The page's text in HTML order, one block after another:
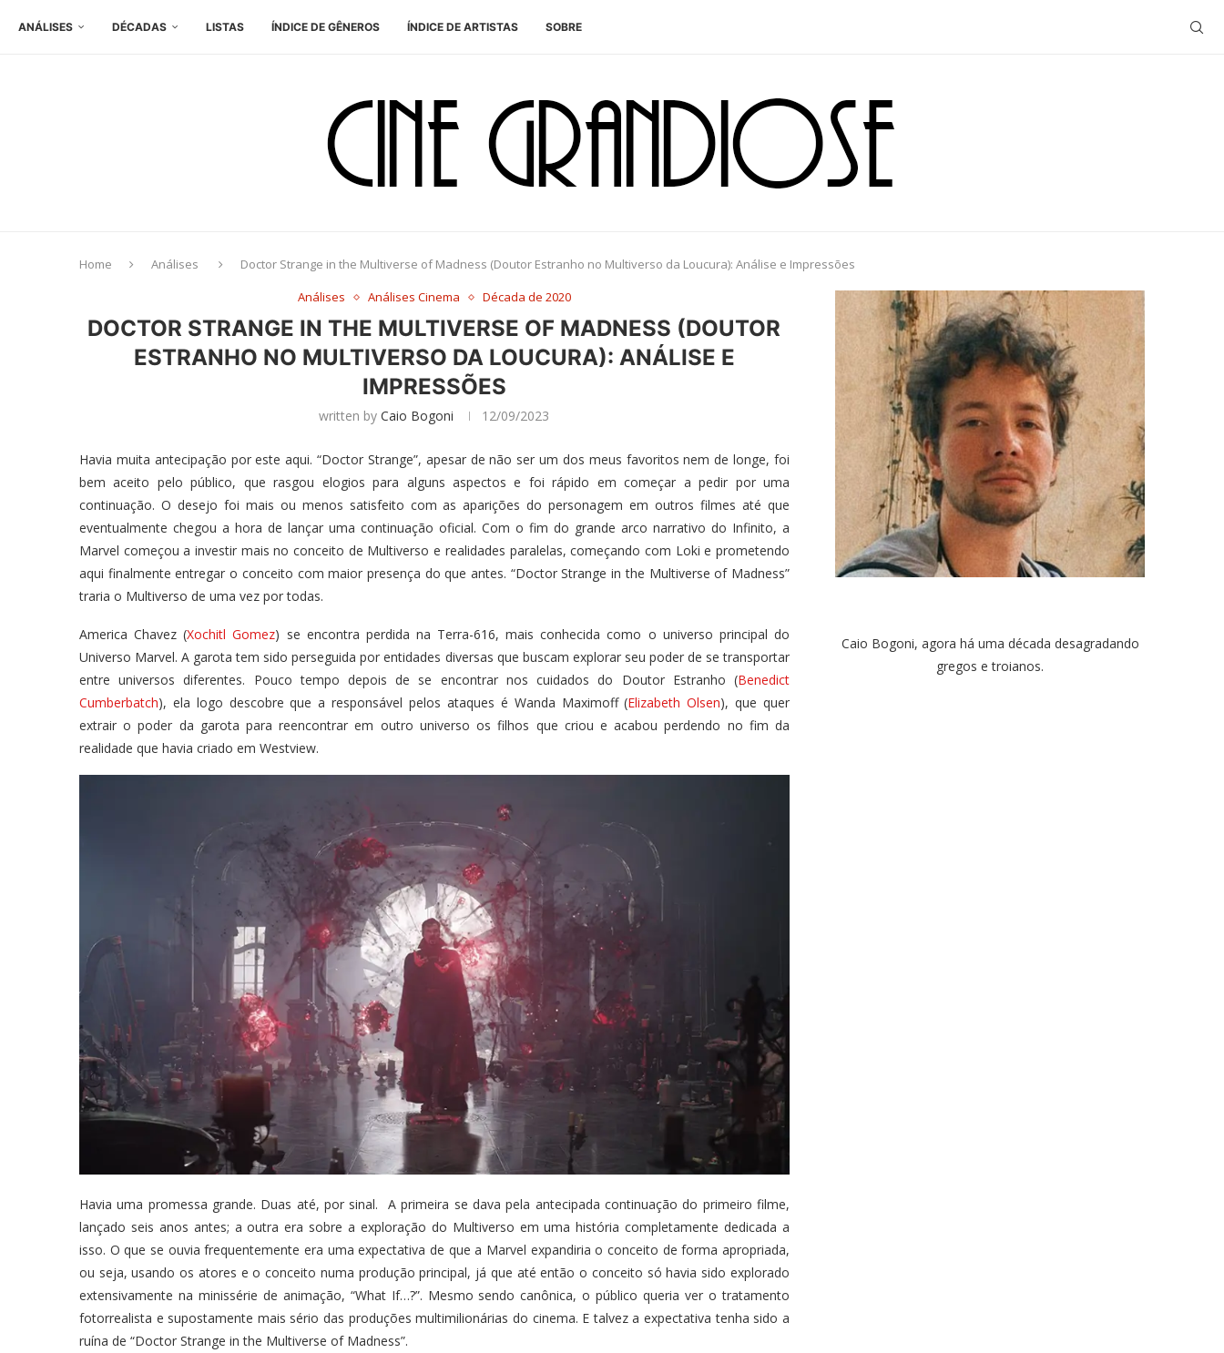
ANÁLISES DÉCADAS LISTAS ÍNDICE DE GÊNEROS ÍNDICE DE ARTISTAS SOBRE
Home Análises
Doctor Strange in the Multiverse of Madness (Doutor Estranho no Multiverso da Loucura): Análise e Impressões
Análises
Análises Cinema Década de 2020
DOCTOR STRANGE IN THE MULTIVERSE OF MADNESS (DOUTOR
ESTRANHO NO MULTIVERSO DA LOUCURA): ANÁLISE E
IMPRESSÕES
written byCaio Bogoni 12/09/2023
Havia muita antecipação por este aqui. “Doctor Strange”, apesar de não ser um dos meus favoritos nem de longe, foi
bem aceito pelo público, que rasgou elogios para alguns aspectos e foi rápido em começar a pedir por uma
continuação. O desejo foi mais ou menos satisfeito com as aparições do personagem em outros filmes até que
eventualmente chegou a hora de lançar uma continuação oficial. Com o fim do grande arco narrativo do Infinito, a
Marvel começou a investir mais no conceito de Multiverso e realidades paralelas, começando com Loki e prometendo
aqui finalmente entregar o conceito com maior presença do que antes. “Doctor Strange in the Multiverse of Madness”
traria o Multiverso de uma vez por todas.
America Chavez (Xochitl Gomez) se encontra perdida na Terra-616, mais conhecida como o universo principal do
Universo Marvel. A garota tem sido perseguida por entidades diversas que buscam explorar seu poder de se transportar
entre universos diferentes. Pouco tempo depois de se encontrar nos cuidados do Doutor Estranho (Benedict
Cumberbatch), ela logo descobre que a responsável pelos ataques é Wanda Maximoff (Elizabeth Olsen), que quer
extrair o poder da garota para reencontrar em outro universo os filhos que criou e acabou perdendo no fim da
realidade que havia criado em Westview.
Havia uma promessa grande. Duas até, por sinal. A primeira se dava pela antecipada continuação do primeiro filme,
lançado seis anos antes; a outra era sobre a exploração do Multiverso em uma história completamente dedicada a
isso. O que se ouvia frequentemente era uma expectativa de que a Marvel expandiria o conceito de forma apropriada,
ou seja, usando os atores e o conceito numa produção principal, já que até então o conceito só havia sido explorado
extensivamente na minissérie de animação, “What If…?”. Mesmo sendo canônica, o público queria ver o tratamento
fotorrealista e supostamente mais sério das produções multimilionárias do cinema. E talvez a expectativa tenha sido a
ruína de “Doctor Strange in the Multiverse of Madness”.
Caio Bogoni, agora há uma década desagradando
gregos e troianos.